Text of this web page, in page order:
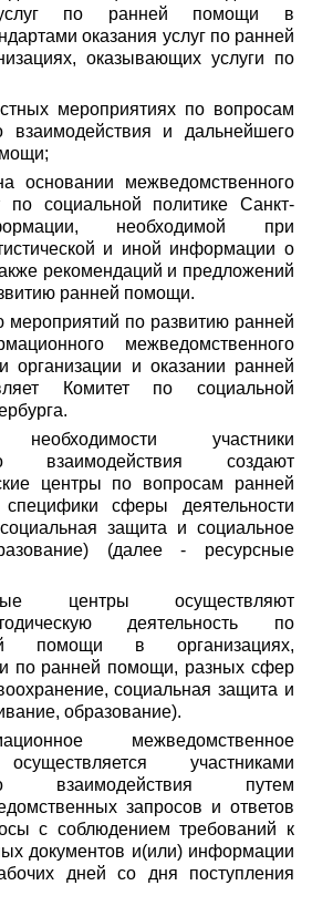
услуг по ранней помощи в
оказания услуг по ранней
оказывающих услуги по
мероприятиях по вопросам
взаимодействия и дальнейшего
основании межведомственного
по социальной политике Санкт-
необходимой при
и иной информации о
рекомендаций и предложений
ранней помощи.
мероприятий по развитию ранней
межведомственного
организации и оказании ранней
Комитет по социальной
участники
взаимодействия создают
центры по вопросам ранней
сферы деятельности
защита и социальное
(далее - ресурсные
центры осуществляют
деятельность по
помощи в организациях,
по ранней помощи, разных сфер
социальная защита и
образование).
межведомственное
участниками
взаимодействия путем
запросов и ответов
с соблюдением требований к
документов и(или) информации
дней со дня поступления